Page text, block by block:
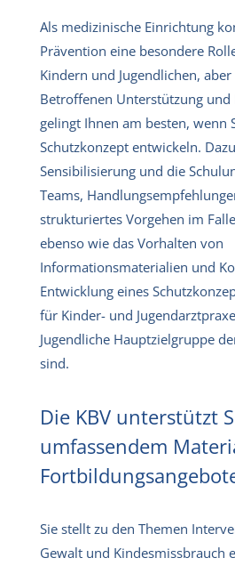
Als medizinische Einrichtung
Prävention eine besondere
Kindern und Jugendlichen,
Betroffenen Unterstützung und
gelingt Ihnen am besten, wenn
Schutzkonzept entwickeln.
Sensibilisierung und die
Teams,
strukturiertes Vorgehen im
ebenso wie das Vorhalten von
Informationsmaterialien und
Entwicklung eines
für Kinder- und
Jugendliche Hauptzielgruppe
sind.
Die KBV unterstützt
umfassendem
Sie stellt zu den Themen
Gewalt und Kindesmissbrauch